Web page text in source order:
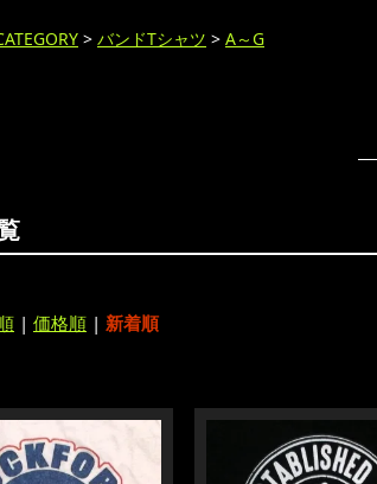
> バンドTシャツ > A～G
| 価格順 | 新着順